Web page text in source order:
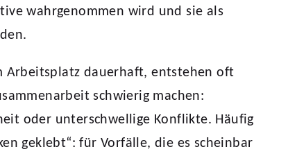
wahrgenommen wird und sie als
Arbeitsplatz dauerhaft, entstehen oft
schwierig machen:
oder unterschwellige Konflikte. Häufig
geklebt“: für Vorfälle, die es scheinbar